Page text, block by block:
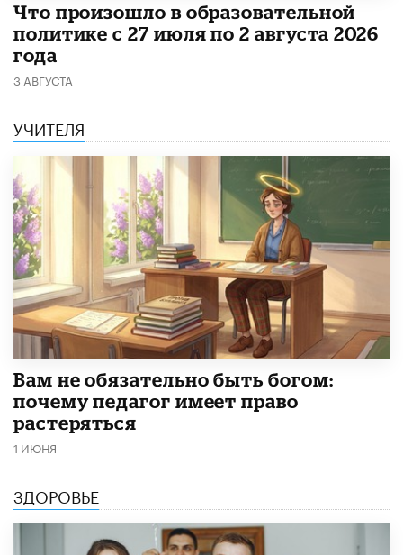
​Что произошло в образовательной
политике с 27 июля по 2 августа 2026
года
3 АВГУСТА
УЧИТЕЛЯ
​Вам не обязательно быть богом:
почему педагог имеет право
растеряться
1 ИЮНЯ
ЗДОРОВЬЕ